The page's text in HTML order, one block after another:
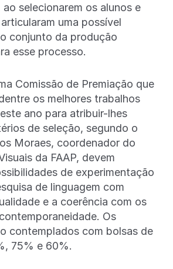
ao selecionarem os alunos e
uma possível
conjunto da produção
esse processo.
Comissão de Premiação que
os melhores trabalhos
ano para atribuir-lhes
de seleção, segundo o
Moraes, coordenador do
da FAAP, devem
de experimentação
de linguagem com
e a coerência com os
Os
contemplados com bolsas de
75% e 60%.